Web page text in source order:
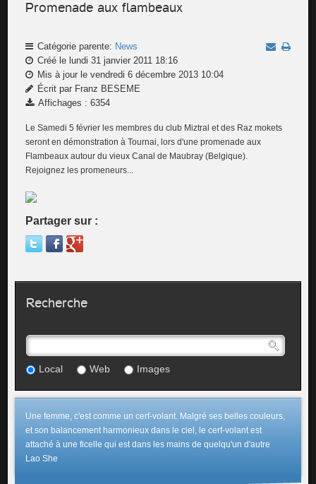
Promenade aux flambeaux
Catégorie parente: News
Créé le lundi 31 janvier 2011 18:16
Mis à jour le vendredi 6 décembre 2013 10:04
Écrit par Franz BESEME
Affichages : 6354
Le Samedi 5 février les membres du club Miztral et des Raz mokets
seront en démonstration à Tournai, lors d'une promenade aux
Flambeaux autour du vieux Canal de Maubray (Belgique).
Rejoignez les promeneurs...
Partager sur :
Recherche
Local Web Images
Une femme, c'est comme un cerf-volant. Malgré ses belles couleurs,
et son balancement harmonieux dans le ciel, le cerf-volant est
attaché à une ficelle qui est dans les mains de quelqu'un d'autre
Lao She